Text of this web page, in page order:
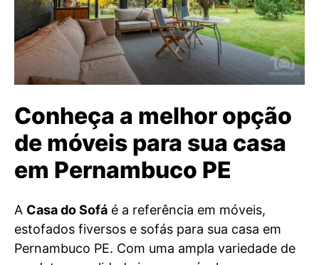
Conheça a melhor opção
de móveis para sua casa
em Pernambuco PE
A Casa do Sofá é a referência em móveis,
estofados fiversos e sofás para sua casa em
Pernambuco PE. Com uma ampla variedade de